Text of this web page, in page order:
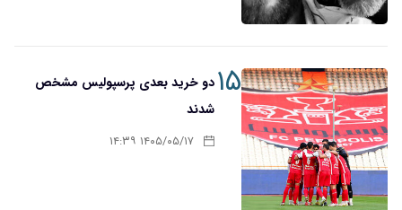
۱۵دو خرید بعدی پرسپولیس مشخص
شدند
۱۴۰۵/۰۵/۱۷ ۱۴:۳۹